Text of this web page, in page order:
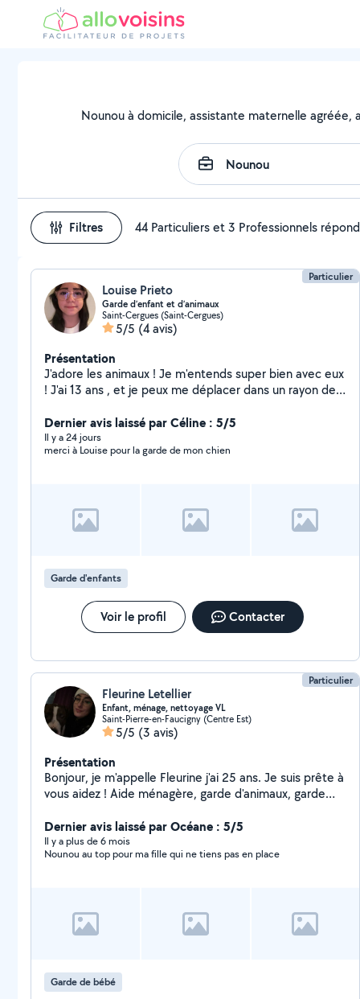
Nounou à domicile, assistante maternelle agréée,
Filtres 44 Particuliers et 3 Professionnels
Particulier
Louise Prieto
Garde d’enfant et d’animaux
Saint-Cergues (Saint-Cergues)
5/5 (4 avis)
Présentation
J'adore les animaux ! Je m'entends super bien avec eux
! J'ai 13 ans , et je peux me déplacer dans un rayon de
ans , je suis très calme patiente !
Dernier avis laissé par Céline : 5/5
Il y a 24 jours
merci à Louise pour la garde de mon chien
Garde d'enfants
Voir le profil Contacter
Particulier
Fleurine Letellier
Enfant, ménage, nettoyage VL
Saint-Pierre-en-Faucigny (Centre Est)
5/5 (3 avis)
Présentation
Bonjour, je m'appelle Fleurine j'ai 25 ans. Je suis prête à
vous aidez ! Aide ménagère, garde d'animaux, garde
etc .. ), tonte et plein d'autres !
Dernier avis laissé par Océane : 5/5
Il y a plus de 6 mois
Nounou au top pour ma fille qui ne tiens pas en place
Garde de bébé